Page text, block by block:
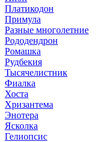
Платикодон
Примула
Разные многолетние
Рододендрон
Ромашка
Рудбекия
Тысячелистник
Фиалка
Хоста
Хризантема
Энотера
Ясколка
Гелиопсис